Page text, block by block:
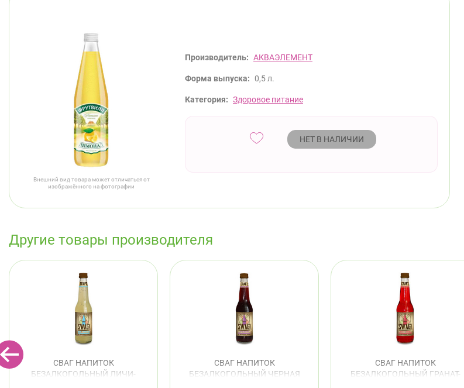
Внешний вид товара может отличаться от
изображённого на фотографии
Производитель: АКВАЭЛЕМЕНТ
Форма выпуска: 0,5 л.
Категория: Здоровое питание
НЕТ В НАЛИЧИИ
Другие товары производителя
СВАГ НАПИТОК
БЕЗАЛКОГОЛЬНЫЙ ЛИЧИ-
СВАГ НАПИТОК
БЕЗАЛКОГОЛЬНЫЙ ЧЕРНАЯ
СВАГ НАПИТОК
БЕЗАЛКОГОЛЬНЫЙ ГРАНАТ-